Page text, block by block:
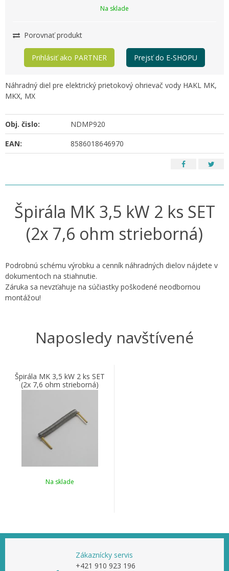
Na sklade
Porovnať produkt
Prihlásiť ako PARTNER Prejsť do E-SHOPU
Náhradný diel pre elektrický prietokový ohrievač vody HAKL MK,
MKX, MX
Obj. čislo:
NDMP920
EAN:
8586018646970
Špirála MK 3,5 kW 2 ks SET
(2x 7,6 ohm strieborná)
Podrobnú schému výrobku a cenník náhradných dielov nájdete v
dokumentoch na stiahnutie.
Záruka sa nevzťahuje na súčiastky poškodené neodbornou
montážou!
Naposledy navštívené
Špirála MK 3,5 kW 2 ks SET
(2x 7,6 ohm strieborná)
Na sklade
Zákaznícky servis
+421 910 923 196